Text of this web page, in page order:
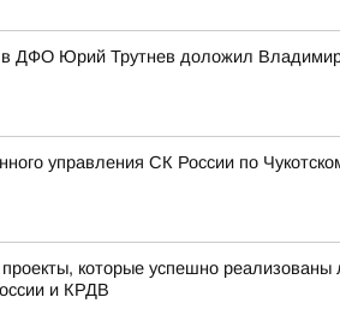
ДФО Юрий Трутнев доложил
управления СК России по
которые успешно
и КРДВ